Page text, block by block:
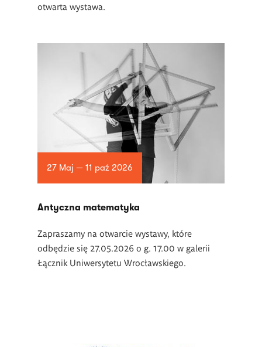
otwarta wystawa.
27 Maj — 11 paź 2026
Antyczna matematyka
Zapraszamy na otwarcie wystawy, które
odbędzie się 27.05.2026 o g. 17.00 w galerii
Łącznik Uniwersytetu Wrocławskiego.